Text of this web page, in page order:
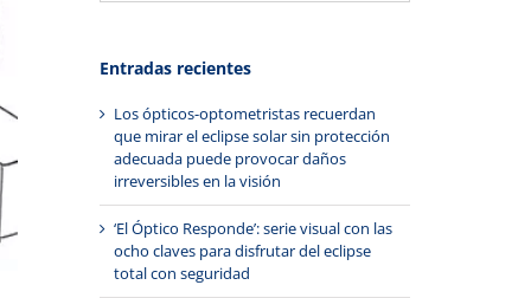
Entradas recientes
Los ópticos-optometristas recuerdan
que mirar el eclipse solar sin protección
adecuada puede provocar daños
irreversibles en la visión
‘El Óptico Responde’: serie visual con las
ocho claves para disfrutar del eclipse
total con seguridad